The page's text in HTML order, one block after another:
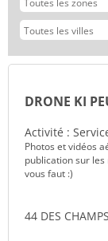
DRONE KI
Activité :
Photos et vidéos
publication sur les
vous faut :)
44 DES